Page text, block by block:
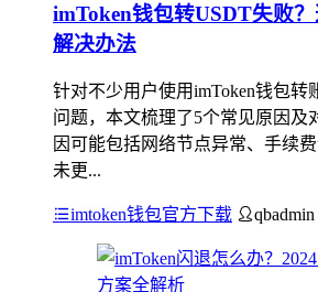
imToken钱包转USDT失败
解决办法
针对不少用户使用imToken钱包转
问题，本文梳理了5个常见原因及
因可能包括网络节点异常、手续
未更...
imtoken钱包官方下载 qbadmin